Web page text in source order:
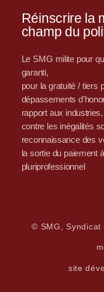
Réinscrire la
champ du
Le SMG milite pour
garanti,
pour la gratuité / tiers
dépassements
rapport aux
contre les inégalités
reconnaissance des
la sortie du paiement
pluriprofessionnel
© SMG, Syndicat
site